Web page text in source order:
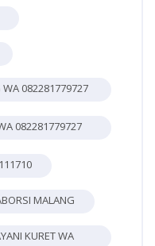
WA 082281779727
082281779727
MALANG
KURET WA